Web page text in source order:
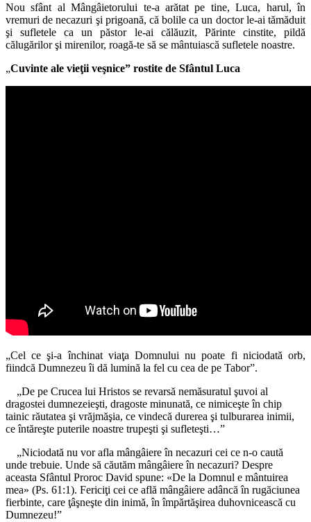
Nou sfânt al Mângâietorului te-a arătat pe tine, Luca, harul, în
vremuri de necazuri şi prigoană, că bolile ca un doctor le-ai tămăduit
şi sufletele ca un păstor le-ai călăuzit, Părinte cinstite, pildă
călugărilor şi mirenilor, roagă-te să se mântuiască sufletele noastre.
„Cuvinte ale vieţii veşnice” rostite de Sfântul Luca
„Cel ce şi-a închinat viaţa Domnului nu poate fi niciodată orb,
fiindcă Dumnezeu îi dă lumină la fel cu cea de pe Tabor”.
„De pe Crucea lui Hristos se revarsă nemăsuratul şuvoi al
dragostei dumnezeieşti, dragoste minunată, ce nimiceşte în chip
tainic răutatea şi vrăjmăşia, ce vindecă durerea şi tulburarea inimii,
ce întăreşte puterile noastre trupeşti şi sufleteşti…”
„Niciodată nu vor afla mângâiere în necazuri cei ce n-o caută
unde trebuie. Unde să căutăm mângâiere în necazuri? Despre
aceasta Sfântul Proroc David spune: «De la Domnul e mântuirea
mea» (Ps. 61:1). Fericiţi cei ce află mângâiere adâncă în rugăciunea
fierbinte, care ţâşneşte din inimă, în împărtăşirea duhovnicească cu
Dumnezeu!”